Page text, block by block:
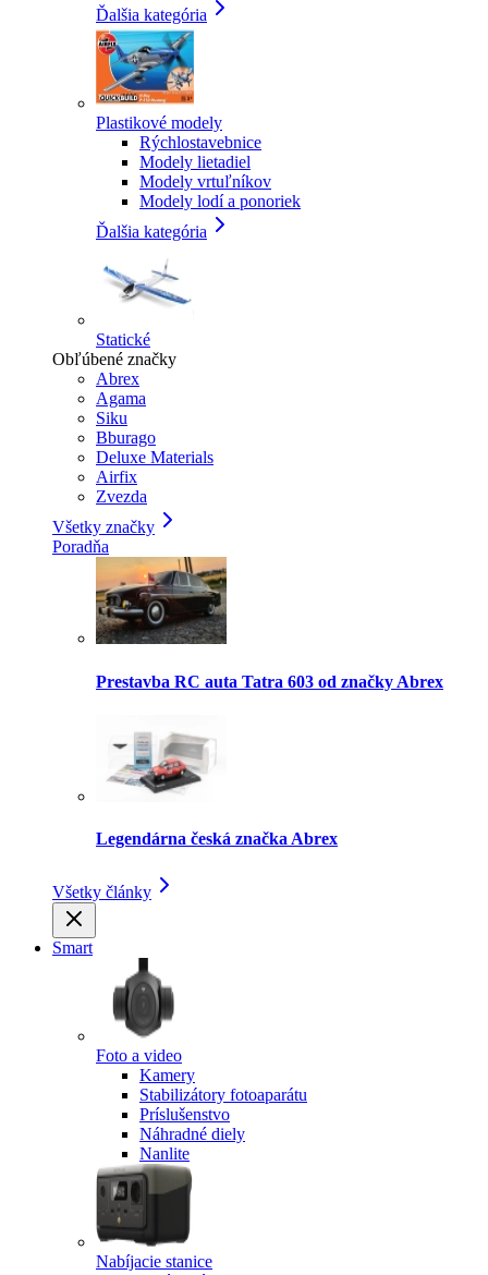
Ďalšia kategória
Plastikové modely
Rýchlostavebnice
Modely lietadiel
Modely vrtuľníkov
Modely lodí a ponoriek
Ďalšia kategória
Statické
Obľúbené značky
Abrex
Agama
Siku
Bburago
Deluxe Materials
Airfix
Zvezda
Všetky značky
Poradňa
Prestavba RC auta Tatra 603 od značky Abrex
Legendárna česká značka Abrex
Všetky články
Smart
Foto a video
Kamery
Stabilizátory fotoaparátu
Príslušenstvo
Náhradné diely
Nanlite
Nabíjacie stanice